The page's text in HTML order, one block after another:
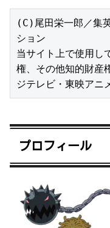
(C)尾田栄一郎／集
ション
当サイト上で使用し
権、その他知的財産
ジテレビ・東映アニ
プロフィール